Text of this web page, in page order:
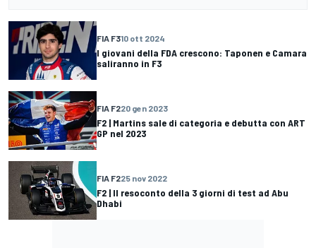
FIA F310 ott 2024
I giovani della FDA crescono: Taponen e Camara
saliranno in F3
FIA F220 gen 2023
F2 | Martins sale di categoria e debutta con ART
GP nel 2023
FIA F225 nov 2022
F2 | Il resoconto della 3 giorni di test ad Abu
Dhabi